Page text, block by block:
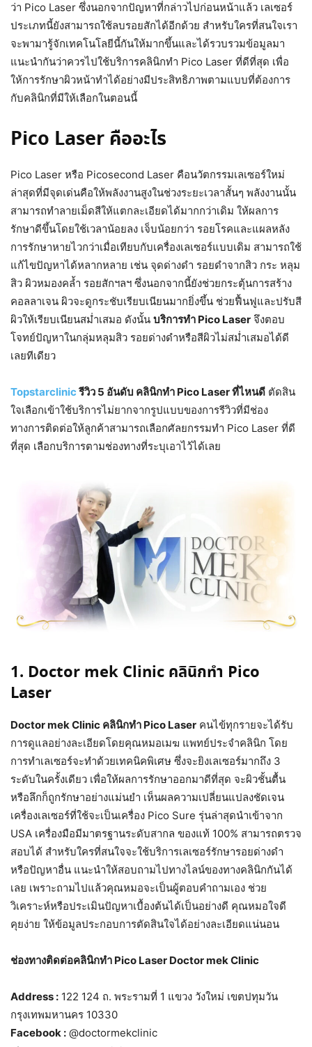
ว่า Pico Laser ซึ่งนอกจากปัญหาที่กล่าวไปก่อนหน้าแล้ว เลเซอร์
ประเภทนี้ยังสามารถใช้ลบรอยสักได้อีกด้วย สำหรับใครที่สนใจเรา
จะพามารู้จักเทคโนโลยีนี้กันให้มากขึ้นและได้รวบรวมข้อมูลมา
แนะนำกันว่าควรไปใช้บริการคลินิกทำ Pico Laser ที่ดีที่สุด เพื่อ
ให้การรักษาผิวหน้าทำได้อย่างมีประสิทธิภาพตามแบบที่ต้องการ
กับคลินิกที่มีให้เลือกในตอนนี้
Pico Laser คืออะไร
Pico Laser หรือ Picosecond Laser คือนวัตกรรมเลเซอร์ใหม่
ล่าสุดที่มีจุดเด่นคือให้พลังงานสูงในช่วงระยะเวลาสั้นๆ พลังงานนั้น
สามารถทำลายเม็ดสีให้แตกละเอียดได้มากกว่าเดิม ให้ผลการ
รักษาดีขึ้นโดยใช้เวลาน้อยลง เจ็บน้อยกว่า รอยโรคและแผลหลัง
การรักษาหายไวกว่าเมื่อเทียบกับเครื่องเลเซอร์แบบเดิม สามารถใช้
แก้ไขปัญหาได้หลากหลาย เช่น จุดด่างดำ รอยดำจากสิว กระ หลุม
สิว ผิวหมองคล้ำ รอยสักฯลฯ ซึ่งนอกจากนี้ยังช่วยกระตุ้นการสร้าง
คอลลาเจน ผิวจะดูกระชับเรียบเนียนมากยิ่งขึ้น ช่วยฟื้นฟูและปรับสี
ผิวให้เรียบเนียนสม่ำเสมอ ดังนั้น บริการทำ Pico Laser จึงตอบ
โจทย์ปัญหาในกลุ่มหลุมสิว รอยด่างดำหรือสีผิวไม่สม่ำเสมอได้ดี
เลยทีเดียว
Topstarclinic รีวิว 5 อันดับ คลินิกทำ Pico Laser ที่ไหนดี ตัดสิน
ใจเลือกเข้าใช้บริการไม่ยากจากรูปแบบของการรีวิวที่มีช่อง
ทางการติดต่อให้ลูกค้าสามารถเลือกศัลยกรรมทำ Pico Laser ที่ดี
ที่สุด เลือกบริการตามช่องทางที่ระบุเอาไว้ได้เลย
1. Doctor mek Clinic คลินิกทำ Pico
Laser
Doctor mek Clinic คลินิกทำ Pico Laser คนไข้ทุกรายจะได้รับ
การดูแลอย่างละเอียดโดยคุณหมอเมฆ แพทย์ประจำคลินิก โดย
การทำเลเซอร์จะทำด้วยเทคนิคพิเศษ ซึ่งจะยิงเลเซอร์มากถึง 3
ระดับในครั้งเดียว เพื่อให้ผลการรักษาออกมาดีที่สุด จะผิวชั้นตื้น
หรือลึกก็ถูกรักษาอย่างแม่นยำ เห็นผลความเปลี่ยนแปลงชัดเจน
เครื่องเลเซอร์ที่ใช้จะเป็นเครื่อง Pico Sure รุ่นล่าสุดนำเข้าจาก
USA เครื่องมือมีมาตรฐานระดับสากล ของแท้ 100% สามารถตรวจ
สอบได้ สำหรับใครที่สนใจจะใช้บริการเลเซอร์รักษารอยด่างดำ
หรือปัญหาอื่น แนะนำให้สอบถามไปทางไลน์ของทางคลินิกกันได้
เลย เพราะถามไปแล้วคุณหมอจะเป็นผู้ตอบคำถามเอง ช่วย
วิเคราะห์หรือประเมินปัญหาเบื้องต้นได้เป็นอย่างดี คุณหมอใจดี
คุยง่าย ให้ข้อมูลประกอบการตัดสินใจได้อย่างละเอียดแน่นอน
ช่องทางติดต่อคลินิกทำ Pico Laser Doctor mek Clinic
Address : 122 124 ถ. พระรามที่ 1 แขวง วังใหม่ เขตปทุมวัน
กรุงเทพมหานคร 10330
Facebook : @doctormekclinic